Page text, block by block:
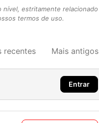
nível, estritamente relacionado
termos de uso.
recentes Mais antigos
Entrar